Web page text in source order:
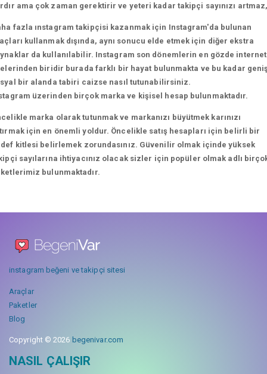
ama çok zaman gerektirir ve yeteri kadar takipçi sayınızı
fazla ınstagram takipçisi kazanmak için Instagram'da bulunan
kullanmak dışında, aynı sonucu elde etmek için diğer ekstra
da kullanılabilir. Instagram son dönemlerin en gözde internet
biridir burada farklı bir hayat bulunmakta ve bu kadar
bir alanda tabiri caizse nasıl tutunabilirsiniz.
üzerinden birçok marka ve kişisel hesap bulunmaktadır.
marka olarak tutunmak ve markanızı büyütmek karınızı
için en önemli yoldur. Öncelikle satış hesapları için belirli bir
kitlesi belirlemek zorundasınız. Güvenilir olmak içinde yüksek
sayılarına ihtiyacınız olacak sizler için popüler olmak adlı
bulunmaktadır.
instagram beğeni ve takipçi sitesi
Araçlar
Paketler
Blog
Copyright © 2026 begenivar.com
NASIL ÇALIŞIR